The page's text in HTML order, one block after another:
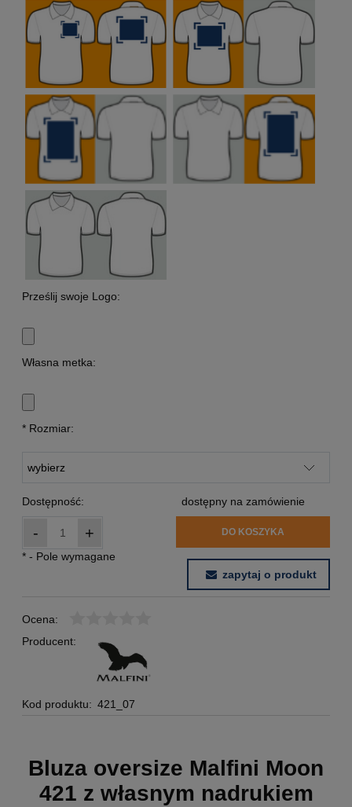
Prześlij swoje Logo:
Własna metka:
* Rozmiar:
Dostępność: dostępny na zamówienie
- + DO KOSZYKA
* - Pole wymagane
zapytaj o produkt
Ocena:
Producent:
Kod produktu: 421_07
Bluza oversize Malfini Moon
421 z własnym nadrukiem